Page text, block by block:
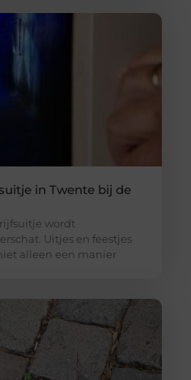
in Twente bij de
wordt
Uitjes en feestjes
alleen een manier